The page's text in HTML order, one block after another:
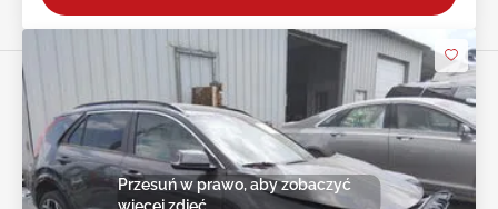
Przesuń w prawo, aby zobaczyć
więcej zdjęć